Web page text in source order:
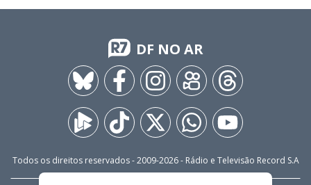
DF NO AR
Todos os direitos reservados - 2009-2026- Rádio e Televisão Record S.A